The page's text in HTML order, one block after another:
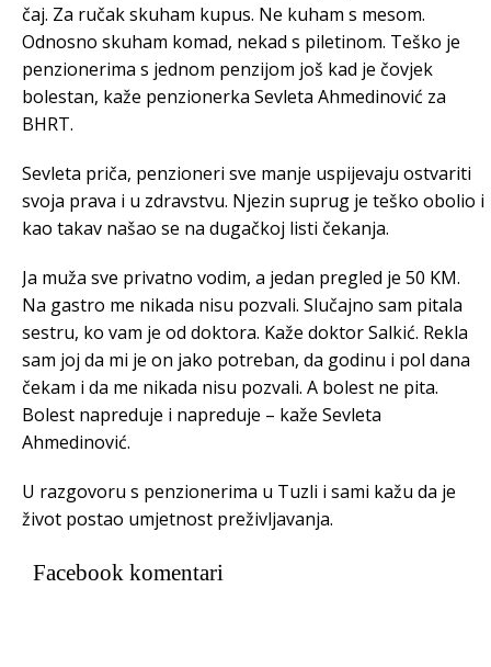
čaj. Za ručak skuham kupus. Ne kuham s mesom.
Odnosno skuham komad, nekad s piletinom. Teško je
penzionerima s jednom penzijom još kad je čovjek
bolestan, kaže penzionerka Sevleta Ahmedinović za
BHRT.
Sevleta priča, penzioneri sve manje uspijevaju ostvariti
svoja prava i u zdravstvu. Njezin suprug je teško obolio i
kao takav našao se na dugačkoj listi čekanja.
Ja muža sve privatno vodim, a jedan pregled je 50 KM.
Na gastro me nikada nisu pozvali. Slučajno sam pitala
sestru, ko vam je od doktora. Kaže doktor Salkić. Rekla
sam joj da mi je on jako potreban, da godinu i pol dana
čekam i da me nikada nisu pozvali. A bolest ne pita.
Bolest napreduje i napreduje – kaže Sevleta
Ahmedinović.
U razgovoru s penzionerima u Tuzli i sami kažu da je
život postao umjetnost preživljavanja.
Facebook komentari